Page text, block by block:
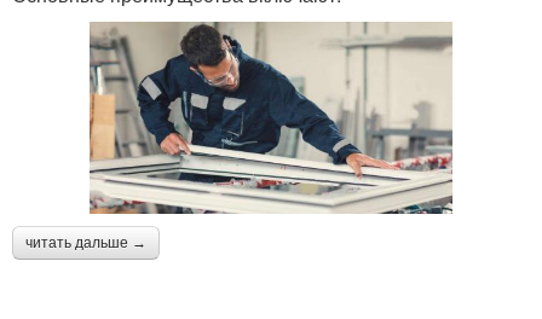
читать дальше →